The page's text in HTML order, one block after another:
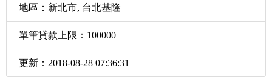
地區：新北市, 台北基隆
單筆貸款上限：100000
更新：2018-08-28 07:36:31